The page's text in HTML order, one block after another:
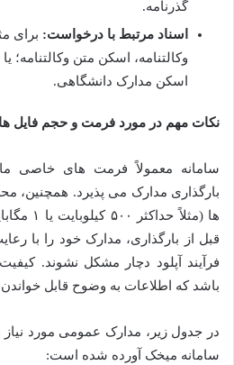
گذرنامه.
اسناد مرتبط با درخواست: برای
وکالتنامه، اسکن متن وکالتنامه؛
اسکن مدارک دانشگاهی.
نکات مهم در مورد فرمت و حجم فایل
بارگذاری مدارک می پذیرد. همچنین،
ها (مثلاً
قبل از بارگذاری، مدارک خود را با
فرآیند آپلود دچار مشکل نشوند.
باشد که اطلاعات به وضوح قابل خواندن
در جدول زیر، مدارک عمومی مورد نیاز
سامانه میخک آورده شده است: